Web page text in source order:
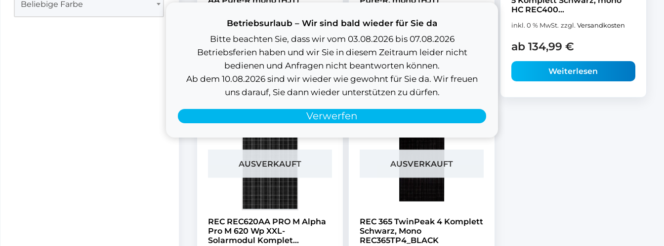
Betriebsurlaub – Wir sind bald wieder für Sie da
Bitte beachten Sie, dass wir vom 03.08.2026 bis 07.08.2026
Betriebsferien haben und wir Sie in diesem Zeitraum leider nicht
bedienen und Anfragen nicht beantworten können.
Ab dem 10.08.2026 sind wir wieder wie gewohnt für Sie da. Wir freuen
uns darauf, Sie dann wieder unterstützen zu dürfen.
Verwerfen
Beliebige Farbe
inkl. 0 % MwSt. zzgl.Versandkosten
ab124,99€
Weiterlesen
inkl. 0 % MwSt. zzgl. Versandkosten
ab99,99 €
Weiterlesen
HC REC400...
inkl. 0 % MwSt. zzgl. Versandkosten
ab 134,99 €
Weiterlesen
AUSVERKAUFT
REC REC620AA PRO M Alpha
Pro M 620 Wp XXL-
Solarmodul Komplet...
AUSVERKAUFT
REC 365 TwinPeak 4 Komplett
Schwarz, Mono
REC365TP4_BLACK